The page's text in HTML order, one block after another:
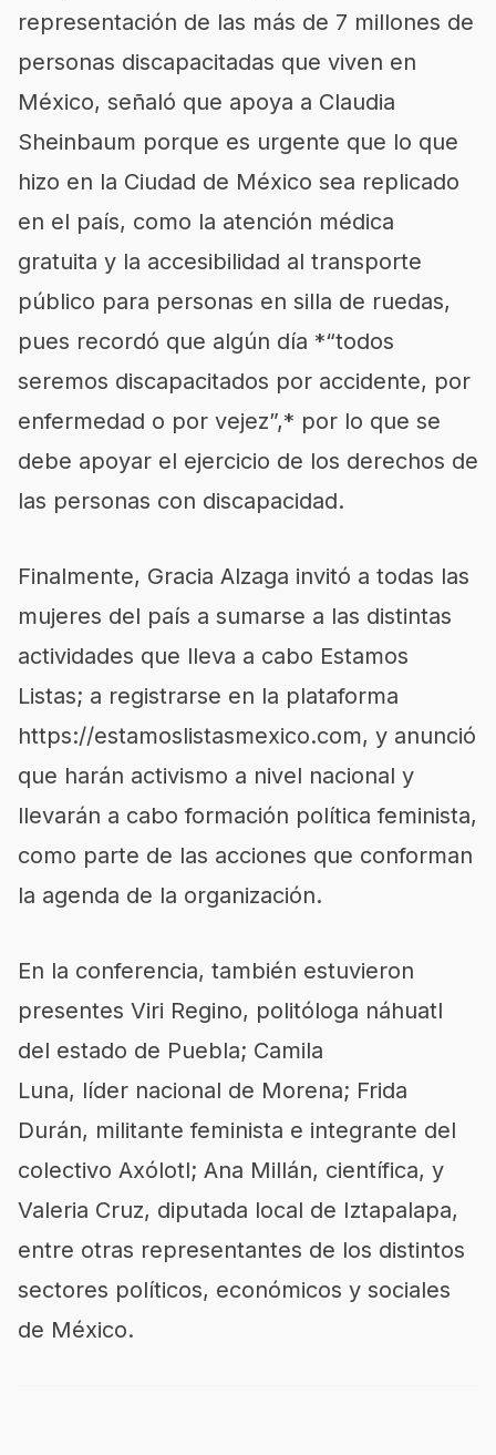
representación de las más de 7 millones de
personas discapacitadas que viven en
México, señaló que apoya a Claudia
Sheinbaum porque es urgente que lo que
hizo en la Ciudad de México sea replicado
en el país, como la atención médica
gratuita y la accesibilidad al transporte
público para personas en silla de ruedas,
pues recordó que algún día *“todos
seremos discapacitados por accidente, por
enfermedad o por vejez”,* por lo que se
debe apoyar el ejercicio de los derechos de
las personas con discapacidad.
Finalmente, Gracia Alzaga invitó a todas las
mujeres del país a sumarse a las distintas
actividades que lleva a cabo Estamos
Listas; a registrarse en la plataforma
https://estamoslistasmexico.com, y anunció
que harán activismo a nivel nacional y
llevarán a cabo formación política feminista,
como parte de las acciones que conforman
la agenda de la organización.
En la conferencia, también estuvieron
presentes Viri Regino, politóloga náhuatl
del estado de Puebla; Camila
Luna, líder nacional de Morena; Frida
Durán, militante feminista e integrante del
colectivo Axólotl; Ana Millán, científica, y
Valeria Cruz, diputada local de Iztapalapa,
entre otras representantes de los distintos
sectores políticos, económicos y sociales
de México.